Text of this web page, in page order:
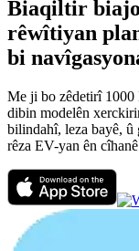
Biaqiltir
rêwîtiyan
bi
Me ji bo zêdetirî 1000
dibin modelên
bilindahî, leza bayê, û
rêza EV-yan ên